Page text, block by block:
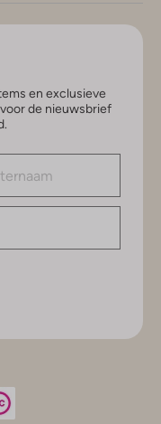
en exclusieve
de nieuwsbrief